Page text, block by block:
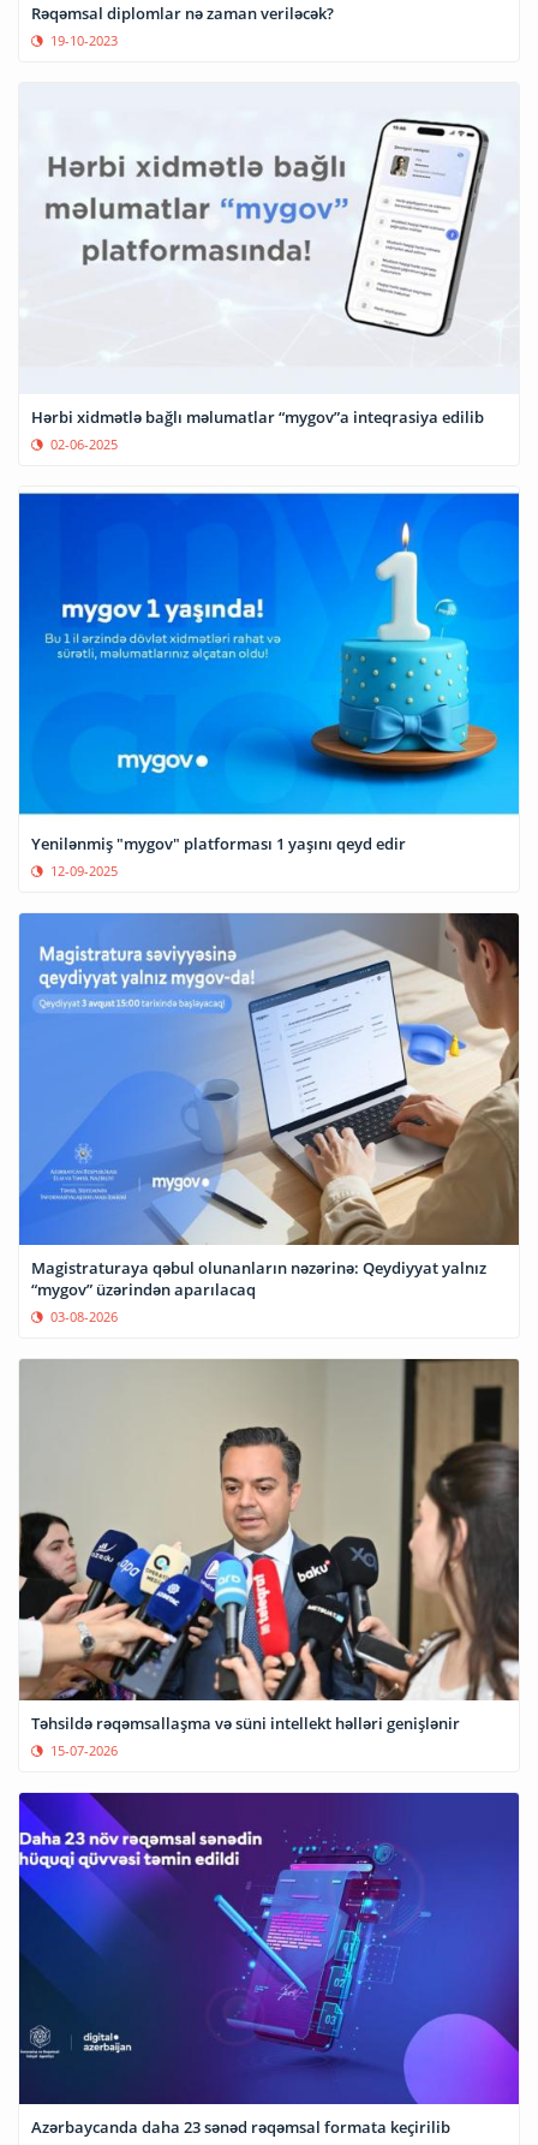
Rəqəmsal diplomlar nə zaman veriləcək?
19-10-2023
Hərbi xidmətlə bağlı məlumatlar “mygov”a inteqrasiya edilib
02-06-2025
Yenilənmiş "mygov" platforması 1 yaşını qeyd edir
12-09-2025
Magistraturaya qəbul olunanların nəzərinə: Qeydiyyat yalnız
“mygov” üzərindən aparılacaq
03-08-2026
Təhsildə rəqəmsallaşma və süni intellekt həlləri genişlənir
15-07-2026
Azərbaycanda daha 23 sənəd rəqəmsal formata keçirilib